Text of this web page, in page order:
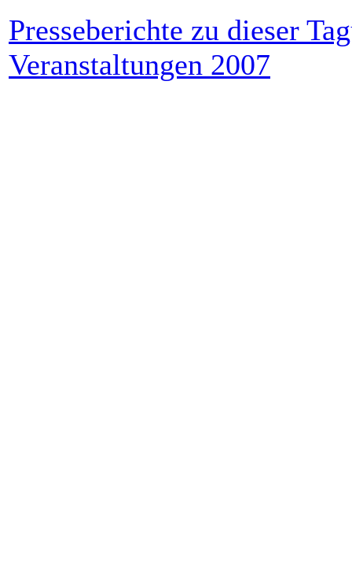
Presseberichte zu dieser
Veranstaltungen 2007